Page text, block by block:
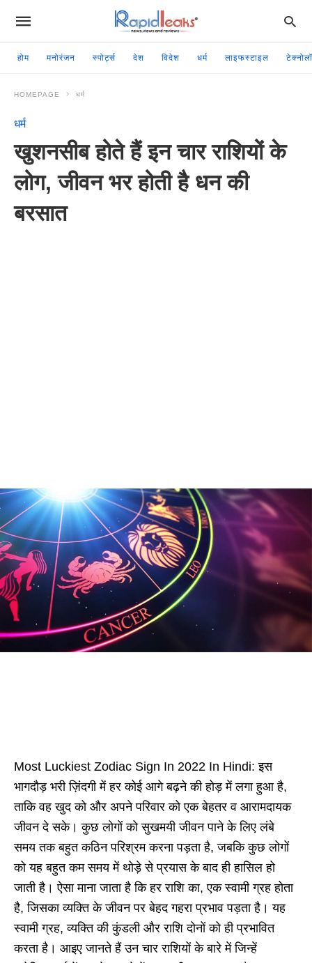
होम मनोरंजन स्पोर्ट्स देश विदेश धर्म लाइफस्टाइल
HOMEPAGE धर्म
धर्म
खुशनसीब होते हैं इन चार राशियों के
लोग, जीवन भर होती है धन की
बरसात
Most Luckiest Zodiac Sign In 2022 In Hindi: इस
भागदौड़ भरी ज़िंदगी में हर कोई आगे बढ़ने की होड़ में लगा हुआ है,
ताकि वह खुद को और अपने परिवार को एक बेहतर व आरामदायक
जीवन दे सके। कुछ लोगों को सुखमयी जीवन पाने के लिए लंबे
समय तक बहुत कठिन परिश्रम करना पड़ता है, जबकि कुछ लोगों
को यह बहुत कम समय में थोड़े से प्रयास के बाद ही हासिल हो
जाती है। ऐसा माना जाता है कि हर राशि का, एक स्वामी ग्रह होता
है, जिसका व्यक्ति के जीवन पर बेहद गहरा प्रभाव पड़ता है। यह
स्वामी ग्रह, व्यक्ति की कुंडली और राशि दोनों को ही प्रभावित
करता है। आइए जानते हैं उन चार राशियों के बारे में जिन्हें